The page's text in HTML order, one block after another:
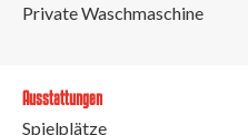
Private Waschmaschine
Ausstattungen
Spielplätze